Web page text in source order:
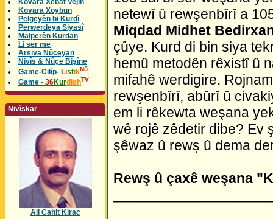
Kovara Xebat Vejîn
Kovara Xoybun
Pelgeyên bi Kurdî
Perwerdeya Siyasî
Malperên Kurdan
Li ser me
Arsiva Nûceyan
Nivîs & Nûçe Bişîne
Game-Cilîp- ListikNû
Game - 36KurdishTV
Nivîskar
Ali Cahit Kirac
netewî û rewşenbîrî a
Miqdad Midhet
çûye. Kurd di bin siya
hemû metodên rêxistî û
mifahê werdigire.
rewşenbîrî, abûrî û
em li rêkewta weşana
wê rojê zêdetir dibe? Ev
şêwaz û rewş û dema
Rewş û çaxê weşana